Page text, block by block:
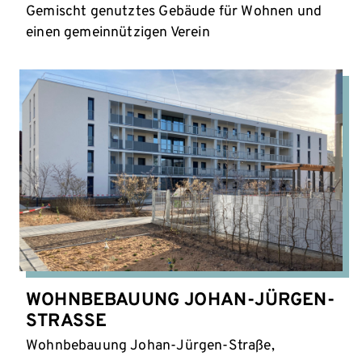
Gemischt genutztes Gebäude für Wohnen und
einen gemeinnützigen Verein
WOHNBEBAUUNG JOHAN-JÜRGEN-
STRASSE
Wohnbebauung Johan-Jürgen-Straße,